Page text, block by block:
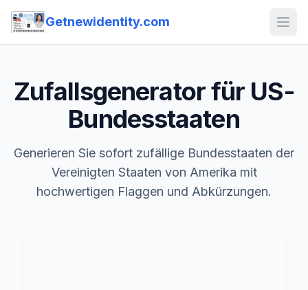
Getnewidentity.com
Zufallsgenerator für US-
Bundesstaaten
Generieren Sie sofort zufällige Bundesstaaten der
Vereinigten Staaten von Amerika mit
hochwertigen Flaggen und Abkürzungen.